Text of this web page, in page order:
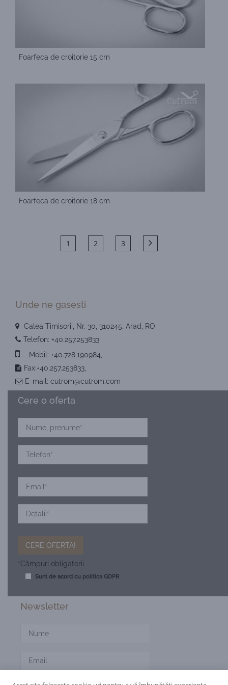
Foarfeca de croitorie 15 cm
Foarfeca de croitorie 18 cm
1 2 3
Unde ne gasesti
Calea Timisorii, Nr. 30, 310245, Arad, RO
Telefon: +40.257.253833
Mobil: +40.728.190984
Fax:+40.257.253833,
E-mail: cutrom@cutrom.com
Cere o oferta
*Câmpuri obligatorii
Sunt de acord cu politica GDPR
Newsletter